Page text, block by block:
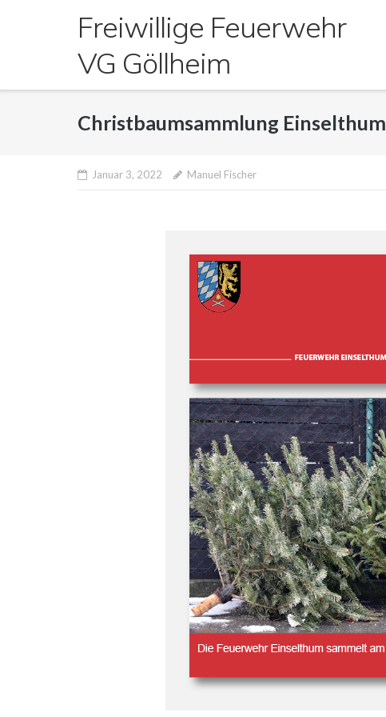
Freiwillige Feuerwehr
VG Göllheim
Christbaumsammlung Einselthum
Januar 3, 2022 Manuel Fischer